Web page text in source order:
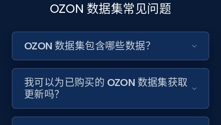
获取数据集
者对特定产品或品牌整体的情感。
获取数据集
OZON 数据集常见问题
OZON 数据集包含哪些数据？
我可以为已购买的 OZON 数据集获取
更新吗？